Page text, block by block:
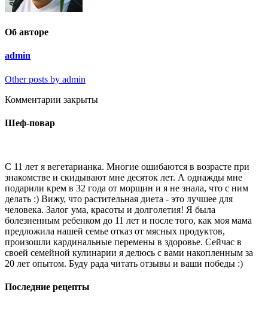
Об авторе
admin
Other posts by admin
Комментарии закрыты
Шеф-повар
С 11 лет я вегетарианка. Многие ошибаются в возрасте при
знакомстве и скидывают мне десяток лет. А однажды мне
подарили крем в 32 года от морщин и я не знала, что с ним
делать :) Вижу, что растительная диета - это лучшее для
человека. Залог ума, красоты и долголетия! Я была
болезненным ребенком до 11 лет и после того, как моя мама
предложила нашей семье отказ от мясных продуктов,
произошли кардинальные перемены в здоровье. Сейчас в
своей семейной кулинарии я делюсь с вами накопленным за
20 лет опытом. Буду рада читать отзывы и ваши победы :)
Последние рецепты